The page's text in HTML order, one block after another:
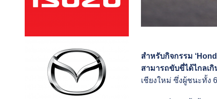
สำหรับกิจกรรม
สามารถขับขี่ได้ไกลเ
เชียงใหม่ ซึ่งผู้ชนะทั้ง